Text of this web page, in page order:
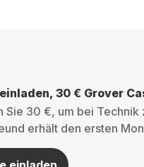
30 € Grover
Sie 30 €, um bei Technik
erhält den ersten